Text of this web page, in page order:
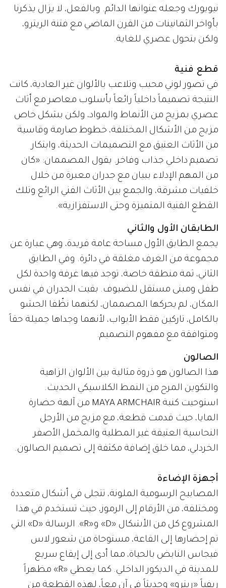
نيويورك وجعله عنوانها الدائم. وبالفعل، لا يزال يذكرنا
بأواخر الثمانينات من القرن الماضي مع فتنة الريترو،
ولكن بتحول عصري للغاية.
قطع فنية
في تصور لوني محبب وتلاعب بالألوان غير العادية، كانت
النتيجة تصميماً داخلياً رائعاً بأسلوب معاصر مع أثاث
عصري بمزيج من الأنماط والمواد، ولكن بشكل خاص
مزيج من الأشكال المختلفة، خطوط صارمة وقاسية
من الأثاث العتيق مع التصميمات الحديثة، وابتكار
تصميم داخلي جذاب وفاخر. يقول المصممان: «كان
من المهم الإدلاء ببيان مع جدران معبرة من خلال
خلفيات مشرقة، والجمع بين الأثاث الفني الرائع وتلك
القطع الفنية المتميزة وحتى الاستفزازية».
الطابقان الأول والثاني
يجمع الطابق الأول مساحة عامة فريدة، وهي عبارة عن
مجموعة من الغرف مغلقة في دائرة. وفي الطابق
الثاني، ثمة منطقة خاصة، توجد فيها غرفة واحدة لكل
طفل ومبنى مستقل للضيوف. بقيت الجدران في نفس
المكان، لم يحركها المصممان، لكنهما نظّفا الحشو
بالكامل، تاركين فقط الأبواب، لأنهما وجداها جميلة حقاً
ومتوافقة مع مفهوم التصميم.
الصالون
هذا الصالون هو ذروة مثالية بين الألوان الزاهية
والتكوين المرح من النمط الكلاسيكي الحديث.
استوحيت كنبة MAYA ARMCHAIR من آلهة حضارة
المايا، حيث قدمت قطعة، مع مزيج من الأرجل
النحاسية العتيقة غير المطلية والمخمل الأصفر
الخردلي، مما خلق إضافة مكثفة إلى تصميم الصالون.
أجهزة الإضاءة
المصابيح الرسومية الملونة، تتجلى في أشكال متعددة
ومختلفة، من الأرقام إلى الرموز، حيث تستخدم في هذا
المشروع كل من الأشكال «D» و«R». الرسالة «D» التي
تم إحضارها إلى القاعة، مستوحاة من شعور لاس
فيجاس النابض بالحياة، مما أدى إلى إيقاع سريع
للمدينة في الديكور الداخلي. كما يعطي «R» مظهراً
ريفياً «ريترو» وحديثاً في آن معاً، لهذه القطعة من